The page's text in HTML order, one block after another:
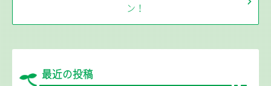
ン！
最近の投稿